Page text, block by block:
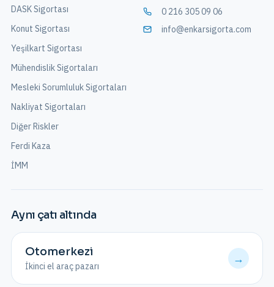
DASK Sigortası
Konut Sigortası
Yeşilkart Sigortası
Mühendislik Sigortaları
Mesleki Sorumluluk Sigortaları
Nakliyat Sigortaları
Diğer Riskler
Ferdi Kaza
İMM
0 216 305 09 06
info@enkarsigorta.com
Aynı çatı altında
Otomerkezi
İkinci el araç pazarı
→